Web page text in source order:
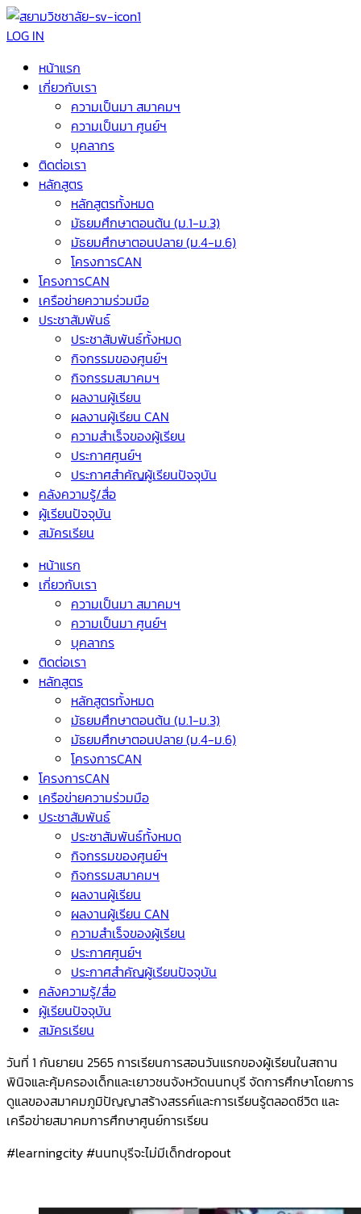
LOG IN
หน้าแรก
เกี่ยวกับเรา
ความเป็นมา สมาคมฯ
ความเป็นมา ศูนย์ฯ
บุคลากร
ติดต่อเรา
หลักสูตร
หลักสูตรทั้งหมด
มัธยมศึกษาตอนต้น (ม.1-ม.3)
มัธยมศึกษาตอนปลาย (ม.4-ม.6)
โครงการCAN
โครงการCAN
เครือข่ายความร่วมมือ
ประชาสัมพันธ์
ประชาสัมพันธ์ทั้งหมด
กิจกรรมของศูนย์ฯ
กิจกรรมสมาคมฯ
ผลงานผู้เรียน
ผลงานผู้เรียน CAN
ความสำเร็จของผู้เรียน
ประกาศศูนย์ฯ
ประกาศสำคัญผู้เรียนปัจจุบัน
คลังความรู้/สื่อ
ผู้เรียนปัจจุบัน
สมัครเรียน
หน้าแรก
เกี่ยวกับเรา
ความเป็นมา สมาคมฯ
ความเป็นมา ศูนย์ฯ
บุคลากร
ติดต่อเรา
หลักสูตร
หลักสูตรทั้งหมด
มัธยมศึกษาตอนต้น (ม.1-ม.3)
มัธยมศึกษาตอนปลาย (ม.4-ม.6)
โครงการCAN
โครงการCAN
เครือข่ายความร่วมมือ
ประชาสัมพันธ์
ประชาสัมพันธ์ทั้งหมด
กิจกรรมของศูนย์ฯ
กิจกรรมสมาคมฯ
ผลงานผู้เรียน
ผลงานผู้เรียน CAN
ความสำเร็จของผู้เรียน
ประกาศศูนย์ฯ
ประกาศสำคัญผู้เรียนปัจจุบัน
คลังความรู้/สื่อ
ผู้เรียนปัจจุบัน
สมัครเรียน
วันที่ 1 กันยายน 2565 การเรียนการสอนวันแรกของผู้เรียนในสถาน
พินิจและคุ้มครองเด็กและเยาวชนจังหวัดนนทบุรี จัดการศึกษาโดยการ
ดูแลของสมาคมภูมิปัญญาสร้างสรรค์และการเรียนรู้ตลอดชีวิต และ
เครือข่ายสมาคมการศึกษาศูนย์การเรียน
#learningcity #นนทบุรีจะไม่มีเด็กdropout